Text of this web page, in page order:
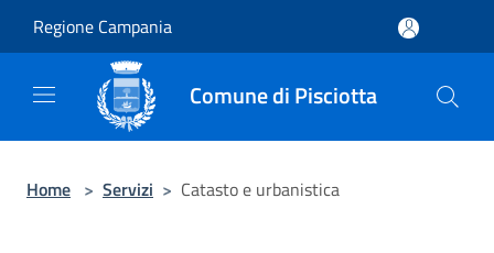
Regione Campania
Comune di Pisciotta
Home > Servizi > Catasto e urbanistica